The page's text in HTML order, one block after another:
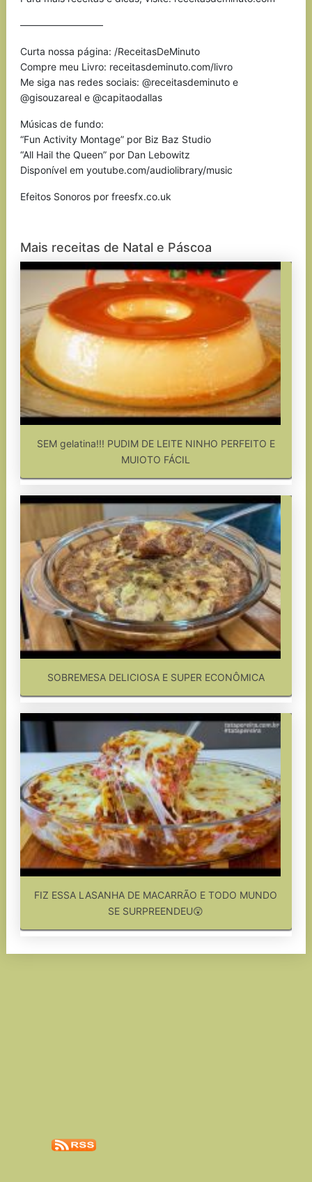
————————–
Curta nossa página: /ReceitasDeMinuto
Compre meu Livro: receitasdeminuto.com/livro
Me siga nas redes sociais: @receitasdeminuto e
@gisouzareal e @capitaodallas
Músicas de fundo:
“Fun Activity Montage” por Biz Baz Studio
“All Hail the Queen” por Dan Lebowitz
Disponível em youtube.com/audiolibrary/music
Efeitos Sonoros por freesfx.co.uk
Mais receitas de Natal e Páscoa
SEM gelatina!!! PUDIM DE LEITE NINHO PERFEITO E
MUIOTO FÁCIL
SOBREMESA DELICIOSA E SUPER ECONÔMICA
FIZ ESSA LASANHA DE MACARRÃO E TODO MUNDO
SE SURPREENDEU😲